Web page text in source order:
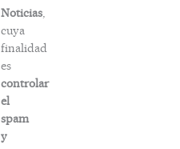
Noticias,
cuya
finalidad
es
controlar
el
spam
y